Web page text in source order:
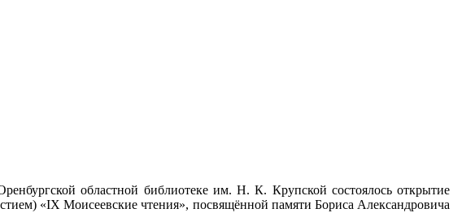
областной библиотеке им. Н. К. Крупской состоялось открытие
«IX Моисеевские чтения», посвящённой памяти Бориса Александровича